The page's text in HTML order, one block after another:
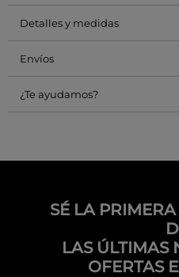
Detalles y medidas
Envíos
¿Te ayudamos?
SÉ LA
LAS ÚLTIMAS
OFERTAS